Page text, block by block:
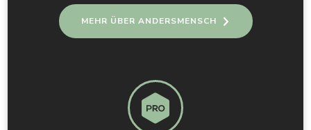
MEHR ÜBER ANDERSMENSCH